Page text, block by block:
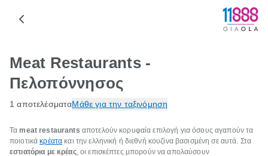
Meat Restaurants -
Πελοπόννησος
1 αποτελέσματαΜάθε για την ταξινόμηση
Ταmeat restaurants αποτελούν κορυφαία επιλογή για όσους αγαπούν τα
ποιοτικάκρέατα και την ελληνική ή διεθνή κουζίνα βασισμένη σε αυτά. Στα
εστιατόρια με κρέας, οι επισκέπτες μπορούν να απολαύσουν